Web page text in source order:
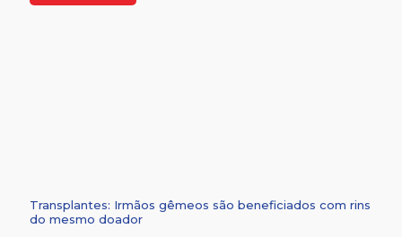
Transplantes: Irmãos gêmeos são beneficiados com rins
do mesmo doador